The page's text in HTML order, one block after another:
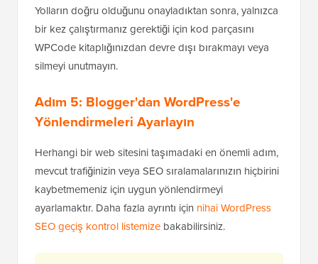
Yolların doğru olduğunu onayladıktan sonra, yalnızca
bir kez çalıştırmanız gerektiği için kod parçasını
WPCode kitaplığınızdan devre dışı bırakmayı veya
silmeyi unutmayın.
Adım 5: Blogger'dan WordPress'e
Yönlendirmeleri Ayarlayın
Herhangi bir web sitesini taşımadaki en önemli adım,
mevcut trafiğinizin veya SEO sıralamalarınızın hiçbirini
kaybetmemeniz için uygun yönlendirmeyi
ayarlamaktır. Daha fazla ayrıntı için nihai WordPress
SEO geçiş kontrol listemize bakabilirsiniz.